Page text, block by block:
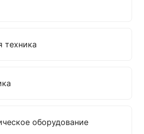
техника
оборудование